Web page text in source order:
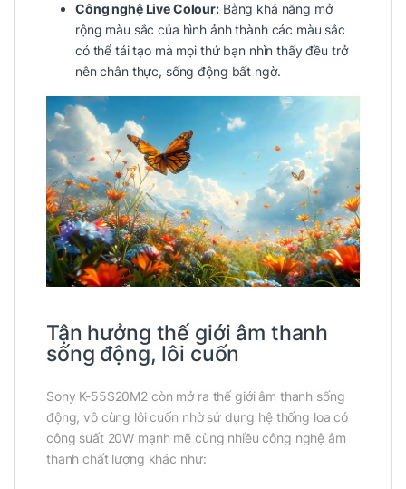
Công nghệ Live Colour:Bằng khả năng mở
rộng màu sắc của hình ảnh thành các màu sắc
có thể tái tạo mà mọi thứ bạn nhìn thấy đều trở
nên chân thực, sống động bất ngờ.
Tận hưởng thế giới âm thanh
sống động, lôi cuốn
Sony K-55S20M2 còn mở ra thế giới âm thanh sống
động, vô cùng lôi cuốn nhờ sử dụng hệ thống loa có
công suất 20W mạnh mẽ cùng nhiều công nghệ âm
thanh chất lượng khác như: